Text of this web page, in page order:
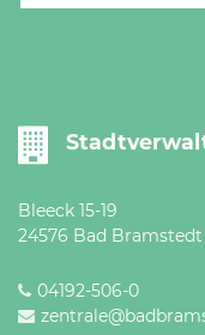
Bleeck 15-19
24576 Bad Bramstedt
04192-506-0